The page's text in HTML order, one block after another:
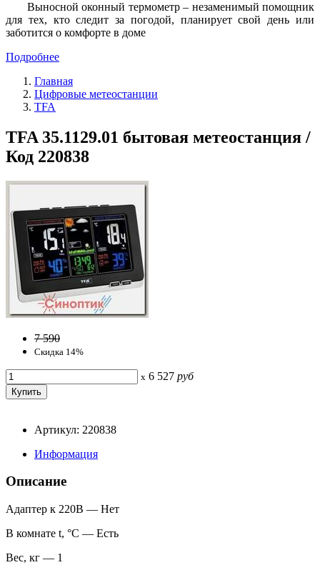
Выносной оконный термометр – незаменимый помощник
для тех, кто следит за погодой, планирует свой день или
заботится о комфорте в доме
Подробнее
Главная
Цифровые метеостанции
TFA
TFA 35.1129.01 бытовая метеостанция /
Код 220838
7 590
Скидка 14%
x 6 527 руб
Артикул: 220838
Информация
Описание
Адаптер к 220В — Нет
В комнате t, °С — Есть
Вес, кг — 1